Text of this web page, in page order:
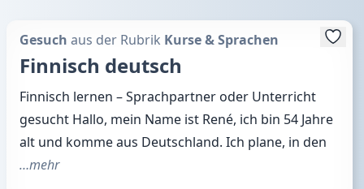
Gesuch aus der Rubrik Kurse & Sprachen
Finnisch deutsch
Finnisch lernen – Sprachpartner oder Unterricht
gesucht Hallo, mein Name ist René, ich bin 54 Jahre
alt und komme aus Deutschland. Ich plane, in den
…mehr